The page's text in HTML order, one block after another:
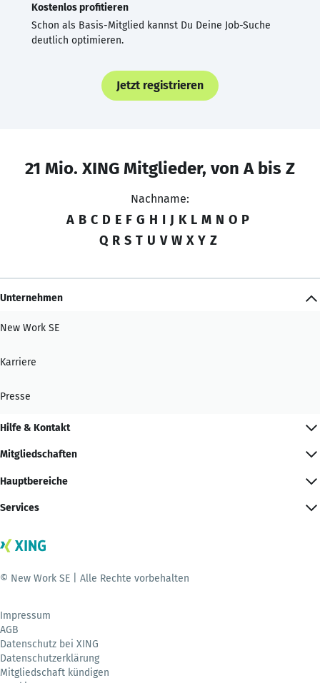
Kostenlos profitieren
Schon als Basis-Mitglied kannst Du Deine Job-Suche
deutlich optimieren.
Jetzt registrieren
21 Mio. XING Mitglieder, von A bis Z
Nachname:
A B C D E F G H I J K L M N O P
Q R S T U V W X Y Z
Unternehmen
New Work SE
Karriere
Presse
Hilfe & Kontakt
Mitgliedschaften
Hauptbereiche
Services
© New Work SE | Alle Rechte vorbehalten
Impressum
AGB
Datenschutz bei XING
Datenschutzerklärung
Mitgliedschaft kündigen